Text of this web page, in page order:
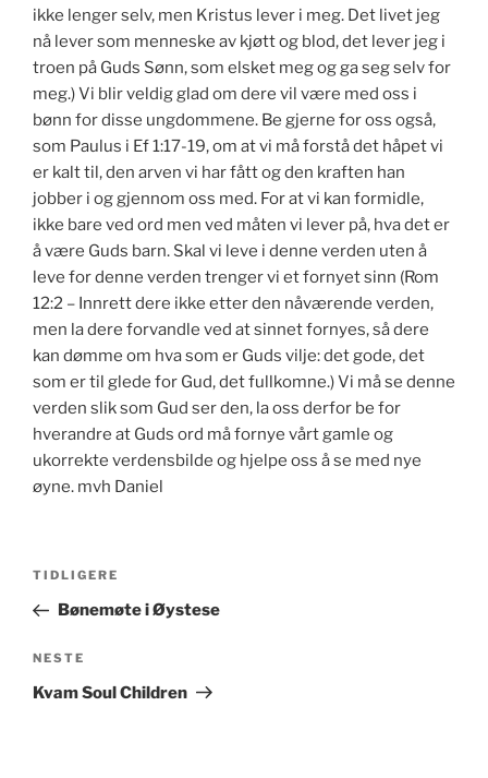
ikke lenger selv, men Kristus lever i meg. Det livet jeg
nå lever som menneske av kjøtt og blod, det lever jeg i
troen på Guds Sønn, som elsket meg og ga seg selv for
meg.) Vi blir veldig glad om dere vil være med oss i
bønn for disse ungdommene. Be gjerne for oss også,
som Paulus i Ef 1:17-19, om at vi må forstå det håpet vi
er kalt til, den arven vi har fått og den kraften han
jobber i og gjennom oss med. For at vi kan formidle,
ikke bare ved ord men ved måten vi lever på, hva det er
å være Guds barn. Skal vi leve i denne verden uten å
leve for denne verden trenger vi et fornyet sinn (Rom
12:2 – Innrett dere ikke etter den nåværende verden,
men la dere forvandle ved at sinnet fornyes, så dere
kan dømme om hva som er Guds vilje: det gode, det
som er til glede for Gud, det fullkomne.) Vi må se denne
verden slik som Gud ser den, la oss derfor be for
hverandre at Guds ord må fornye vårt gamle og
ukorrekte verdensbilde og hjelpe oss å se med nye
øyne. mvh Daniel
Innleggsnavigasjon
Forrige
innlegg
TIDLIGERE
Bønemøte i Øystese
Neste
innlegg
NESTE
Kvam Soul Children